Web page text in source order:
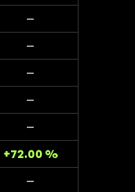
—
—
—
—
—
+72.00 %
—